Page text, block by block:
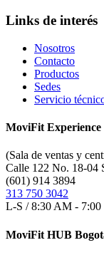
Links de interés
Nosotros
Contacto
Productos
Sedes
Servicio
MoviFit Experience
(Sala de ventas y
Calle 122 No. 18-04
(601) 914 3894
313 750 3042
L-S / 8:30 AM - 7:00
MoviFit HUB